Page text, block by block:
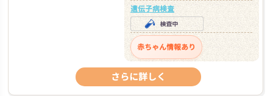
遺伝子病検査
赤ちゃん情報あり
さらに詳しく